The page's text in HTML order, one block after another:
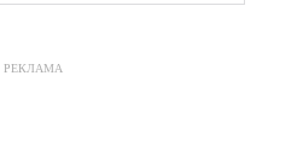
РЕКЛАМА